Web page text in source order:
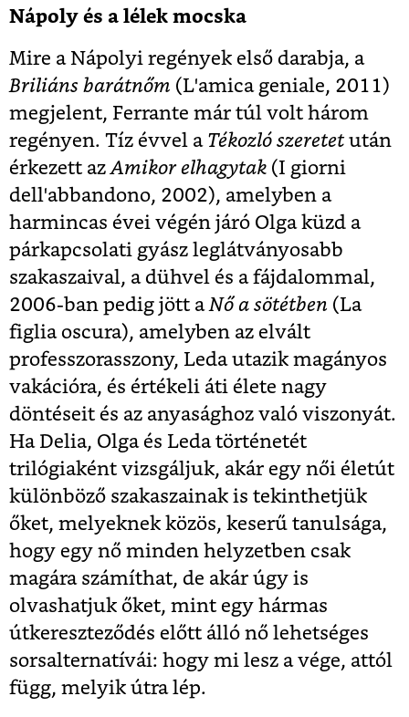
Nápoly és a lélek mocska
Mire a Nápolyi regények első darabja, a
Briliáns barátnőm (L'amica geniale, 2011)
megjelent, Ferrante már túl volt három
regényen. Tíz évvel a Tékozló szeretetután
érkezett az Amikor elhagytak (I giorni
dell'abbandono, 2002), amelyben a
harmincas évei végén járó Olga küzd a
párkapcsolati gyász leglátványosabb
szakaszaival, a dühvel és a fájdalommal,
2006-ban pedig jött aNő a sötétben (La
figlia oscura), amelyben az elvált
professzorasszony, Leda utazik magányos
vakációra, és értékeli áti élete nagy
döntéseit és az anyasághoz való viszonyát.
Ha Delia, Olga és Leda történetét
trilógiaként vizsgáljuk, akár egy női életút
különböző szakaszainak is tekinthetjük
őket, melyeknek közös, keserű tanulsága,
hogy egy nő minden helyzetben csak
magára számíthat, de akár úgy is
olvashatjuk őket, mint egy hármas
útkereszteződés előtt álló nő lehetséges
sorsalternatívái: hogy mi lesz a vége, attól
függ, melyik útra lép.